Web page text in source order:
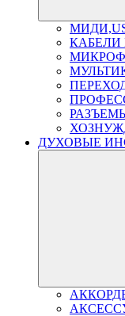
КАБЕЛИ
ДУХОВЫЕ